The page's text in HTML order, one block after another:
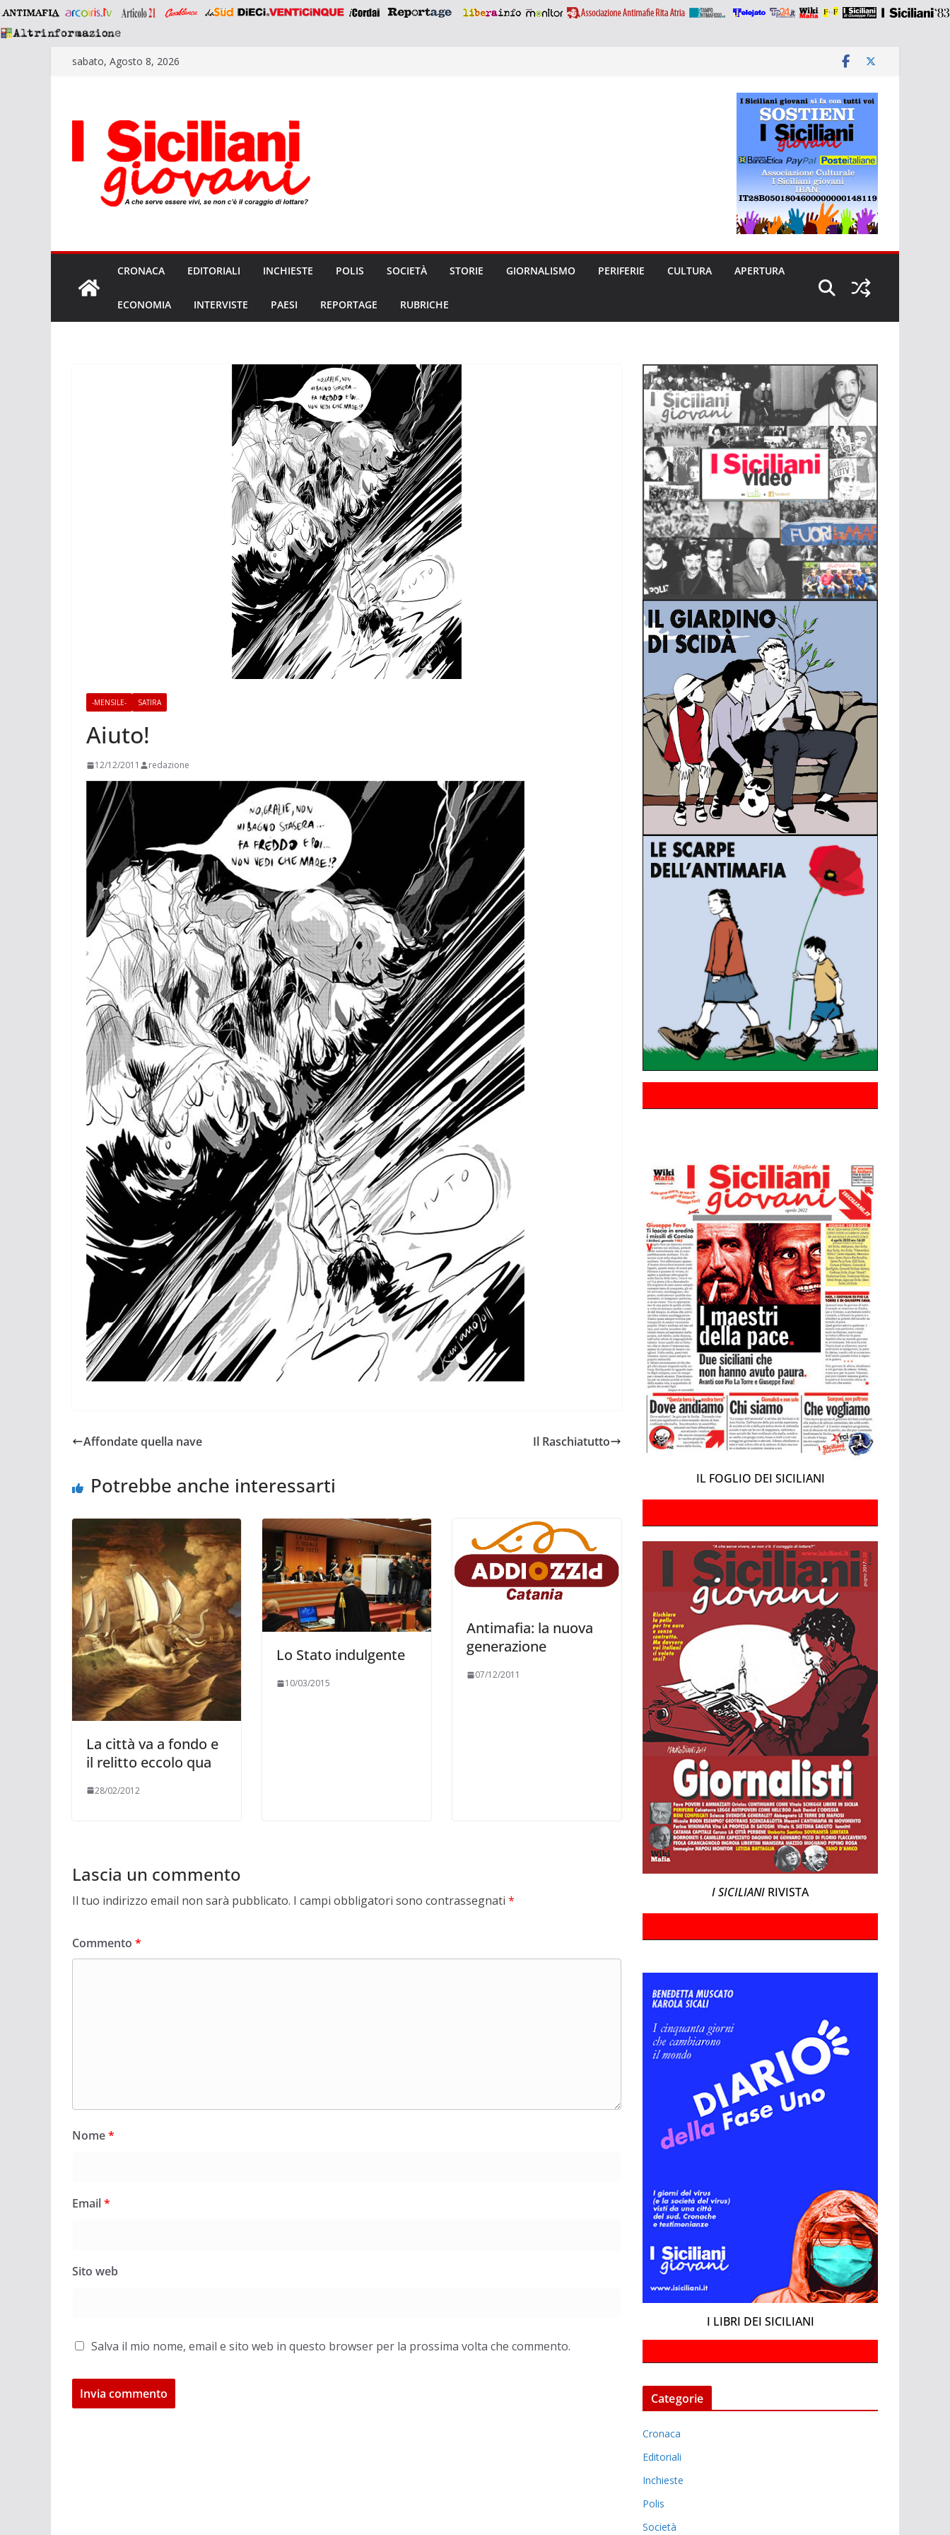
Saltasabato, Agosto 8, 2026
CRONACA EDITORIALI INCHIESTE POLIS SOCIETÀ STORIE GIORNALISMO PERIFERIE CULTURA APERTURA
ECONOMIA INTERVISTE PAESI REPORTAGE RUBRICHE
-MENSILE- SATIRA
Aiuto!
12/12/2011 redazione
Affondate quella nave Il Raschiatutto
Potrebbe anche interessarti
La città va a fondo e
il relitto eccolo qua
28/02/2012
Lo Stato indulgente
10/03/2015
Antimafia: la nuova
generazione
07/12/2011
Lascia un commento
Il tuo indirizzo email non sarà pubblicato. I campi obbligatori sono contrassegnati *
Commento *
Nome*
Email*
Sito web
Salva il mio nome, email e sito web in questo browser per la prossima volta che commento.
IL FOGLIO DEI SICILIANI
I SICILIANI RIVISTA
I LIBRI DEI SICILIANI
Categorie
Cronaca
Editoriali
Inchieste
Polis
Società